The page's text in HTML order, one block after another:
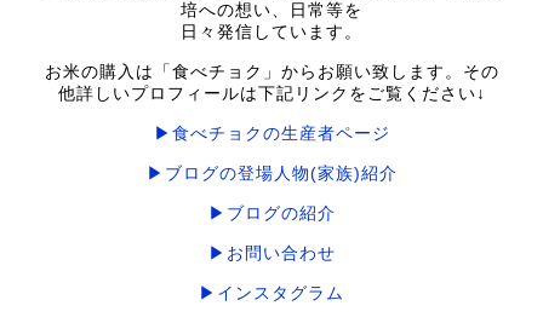
培への想い、日常等を
日々発信しています。
お米の購入は「食べチョク」からお願い致します。その
他詳しいプロフィールは下記リンクをご覧ください↓
▶食べチョクの生産者ページ
▶ブログの登場人物(家族)紹介
▶ブログの紹介
▶お問い合わせ
▶インスタグラム